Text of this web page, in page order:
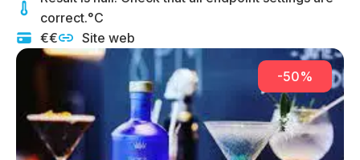
correct.°C
€€
Site web
-50%